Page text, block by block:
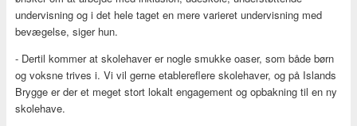
undervisning og i det hele taget en mere varieret undervisning med
bevægelse, siger hun.
- Dertil kommer at skolehaver er nogle smukke oaser, som både børn
og voksne trives i. Vi vil gerne etablereflere skolehaver, og på Islands
Brygge er der et meget stort lokalt engagement og opbakning til en ny
skolehave.